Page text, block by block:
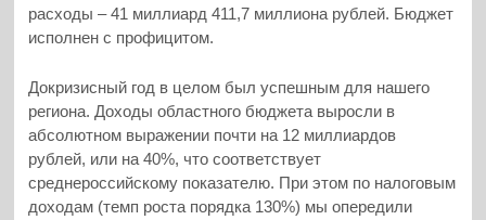
расходы – 41 миллиард 411,7 миллиона рублей. Бюджет
исполнен с профицитом.
Докризисный год в целом был успешным для нашего
региона. Доходы областного бюджета выросли в
абсолютном выражении почти на 12 миллиардов
рублей, или на 40%, что соответствует
среднероссийскому показателю. При этом по налоговым
доходам (темп роста порядка 130%) мы опередили